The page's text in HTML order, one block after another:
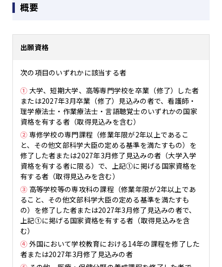
概要
出願資格
次の項目のいずれかに該当する者
① 大学、短期大学、高等専門学校を卒業（修了）した者
または2027年3月卒業（修了）見込みの者で、看護師・
理学療法士・作業療法士・言語聴覚士のいずれかの国家
資格を有する者（取得見込みを含む）
② 専修学校の専門課程（修業年限が2年以上であるこ
と、その他文部科学大臣の定める基準を満たすもの）を
修了した者または2027年3月修了見込みの者（大学入学
資格を有する者に限る）で、上記①に掲げる国家資格を
有する者（取得見込みを含む）
③ 高等学校等の専攻科の課程（修業年限が2年以上であ
ること、その他文部科学大臣の定める基準を満たすも
の）を修了した者または2027年3月修了見込みの者で、
上記①に掲げる国家資格を有する者（取得見込みを含
む）
④ 外国において学校教育における14年の課程を修了した
者または2027年3月修了見込みの者